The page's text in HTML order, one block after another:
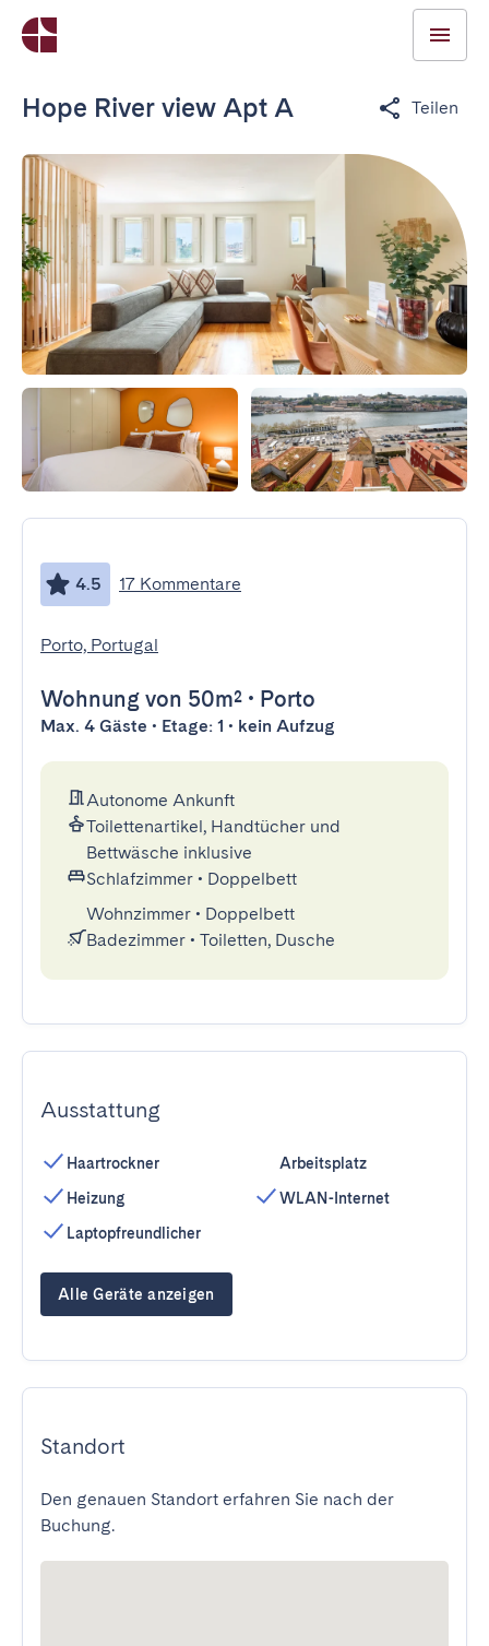
Hope River view Apt A Teilen
4.5 17 Kommentare
Porto, Portugal
Wohnung von 50m² • Porto
Max. 4 Gäste • Etage: 1 • kein Aufzug
Autonome Ankunft
Toilettenartikel, Handtücher und
Bettwäsche inklusive
Schlafzimmer • Doppelbett
Wohnzimmer • Doppelbett
Badezimmer • Toiletten, Dusche
Ausstattung
Haartrockner
Heizung
Laptopfreundlicher
Arbeitsplatz
WLAN-Internet
Alle Geräte anzeigen
Standort
Den genauen Standort erfahren Sie nach der
Buchung.